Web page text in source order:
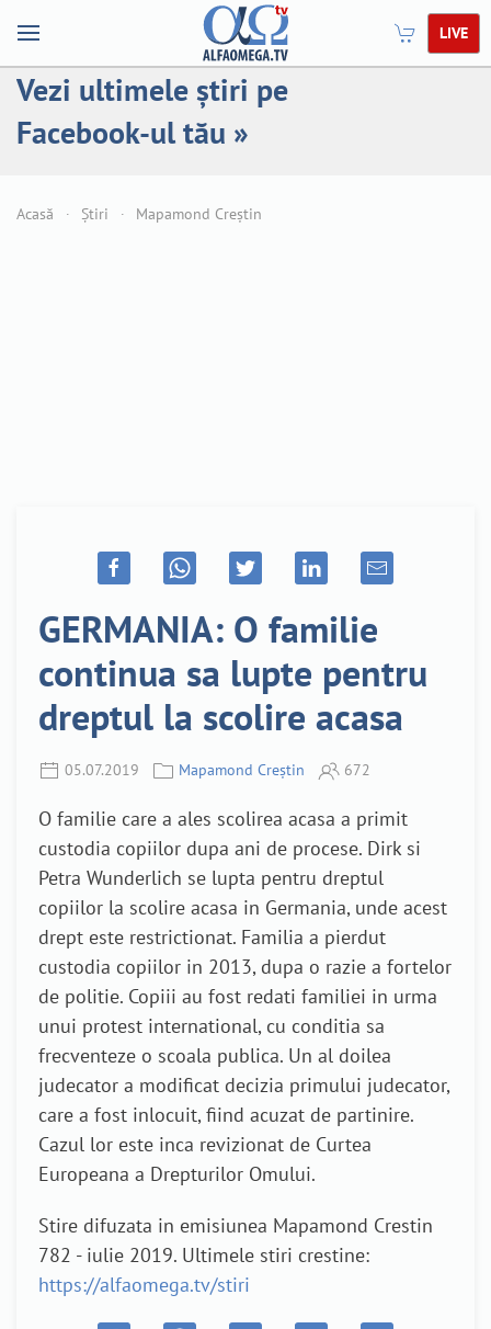
LIVE
Vezi ultimele știri pe
Facebook-ul tău »
Acasă Știri Mapamond Creștin
GERMANIA: O familie
continua sa lupte pentru
dreptul la scolire acasa
05.07.2019 Mapamond Creștin 672
O familie care a ales scolirea acasa a primit
custodia copiilor dupa ani de procese. Dirk si
Petra Wunderlich se lupta pentru dreptul
copiilor la scolire acasa in Germania, unde acest
drept este restrictionat. Familia a pierdut
custodia copiilor in 2013, dupa o razie a fortelor
de politie. Copiii au fost redati familiei in urma
unui protest international, cu conditia sa
frecventeze o scoala publica. Un al doilea
judecator a modificat decizia primului judecator,
care a fost inlocuit, fiind acuzat de partinire.
Cazul lor este inca revizionat de Curtea
Europeana a Drepturilor Omului.
Stire difuzata in emisiunea Mapamond Crestin
782 - iulie 2019. Ultimele stiri crestine:
https://alfaomega.tv/stiri